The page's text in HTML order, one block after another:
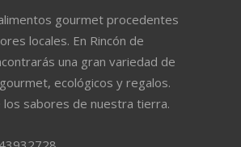
gourmet procedentes
locales. En Rincón de
una gran variedad de
ecológicos y regalos.
los sabores de nuestra tierra.